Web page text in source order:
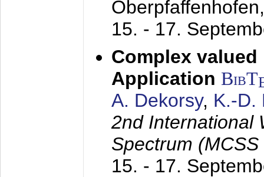
15. - 17.
Complex valued
Application BibT
A. Dekorsy, K.-D.
2nd International
Spectrum
15. - 17.